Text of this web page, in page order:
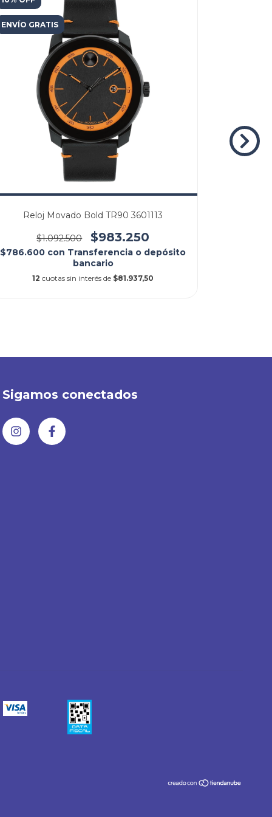
ENVÍO GRATIS
Reloj Movado Bold TR90 3601113
$1.092.500 $983.250
$786.600 con Transferencia o depósito
bancario
12 cuotas sin interés de $81.937,50
Sigamos conectados